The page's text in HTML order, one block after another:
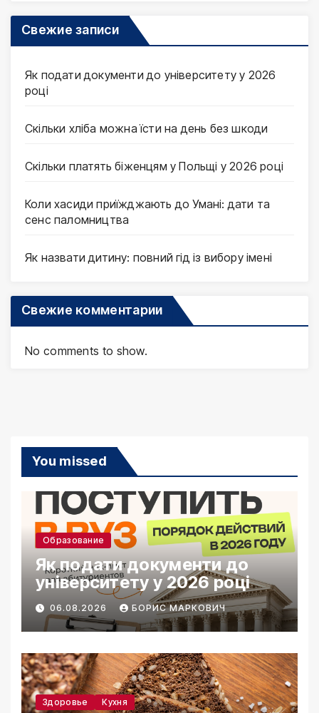
Свежие записи
Як подати документи до університету у 2026
році
Скільки хліба можна їсти на день без шкоди
Скільки платять біженцям у Польщі у 2026 році
Коли хасиди приїжджають до Умані: дати та
сенс паломництва
Як назвати дитину: повний гід із вибору імені
Свежие комментарии
No comments to show.
You missed
Образование
Як подати документи до
університету у 2026 році
06.08.2026 БОРИС МАРКОВИЧ
Здоровье Кухня